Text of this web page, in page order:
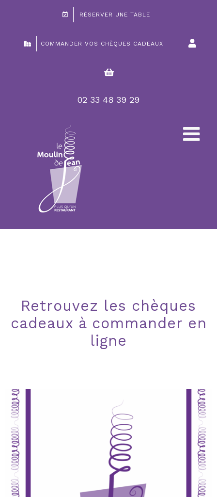
RÉSERVER UNE TABLE
COMMANDER VOS CHÈQUES CADEAUX
02 33 48 39 29
Retrouvez les chèques
cadeaux à commander en
ligne